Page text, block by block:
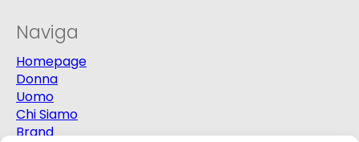
Naviga
Homepage
Donna
Uomo
Chi Siamo
Brand